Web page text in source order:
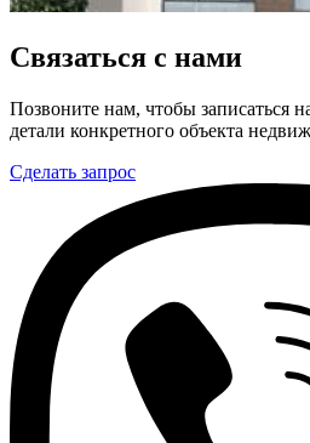
Связаться с нами
Позвоните нам, чтобы записаться
детали конкретного объекта
Сделать запрос